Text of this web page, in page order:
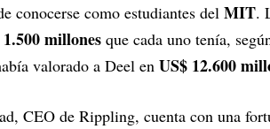
conocerse como estudiantes del MIT.
millones que cada uno tenía,
valorado a Deel en US$ 12.600
CEO de Rippling, cuenta con una